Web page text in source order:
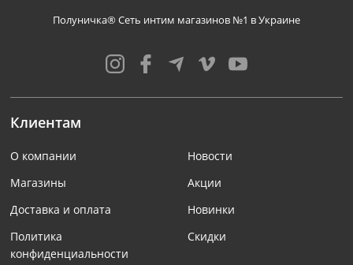
Полуничка® Сеть интим магазинов №1 в Украине
Клиентам
О компании
Магазины
Доставка и оплата
Политика
конфиденциальности
Новости
Акции
Новинки
Скидки